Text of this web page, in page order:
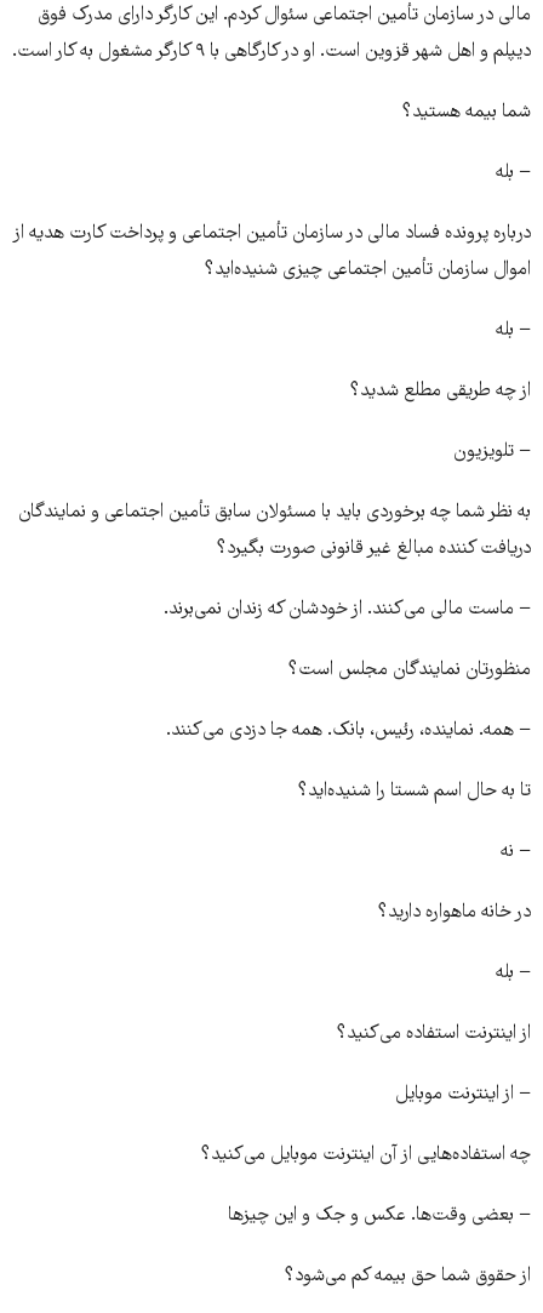
مالی در سازمان تأمین اجتماعی سئوال کردم. این کارگر دارای مدرک فوق
دیپلم و اهل شهر قزوین است. او در کارگاهی با ۹ کارگر مشغول به کار است.
شما بیمه هستید؟
− بله
درباره پرونده فساد مالی در سازمان تأمین اجتماعی و پرداخت کارت هدیه از
اموال سازمان تأمین اجتماعی چیزی شنیده‌اید؟
− بله
از چه طریقی مطلع شدید؟
− تلویزیون
به نظر شما چه برخوردی باید با مسئولان سابق تأمین اجتماعی و نمایندگان
دریافت کننده مبالغ غیر قانونی صورت بگیرد؟
− ماست مالی می‌کنند. از خودشان که زندان نمی‌برند.
منظورتان نمایندگان مجلس است؟
− همه. نماینده، رئیس، بانک. همه جا دزدی می‌کنند.
تا به حال اسم شستا را شنیده‌اید؟
− نه
در خانه ماهواره دارید؟
− بله
از اینترنت استفاده می‌کنید؟
− از اینترنت موبایل
چه استفاده‌هایی از آن اینترنت موبایل می‌کنید؟
− بعضی وقت‌ها. عکس و جک و این چیزها
از حقوق شما حق بیمه کم می‌شود؟